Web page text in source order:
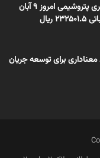
قیمت پایه محصولات پلیمری پتروشیمی امروز 9 آبان
برای توسعه جریان